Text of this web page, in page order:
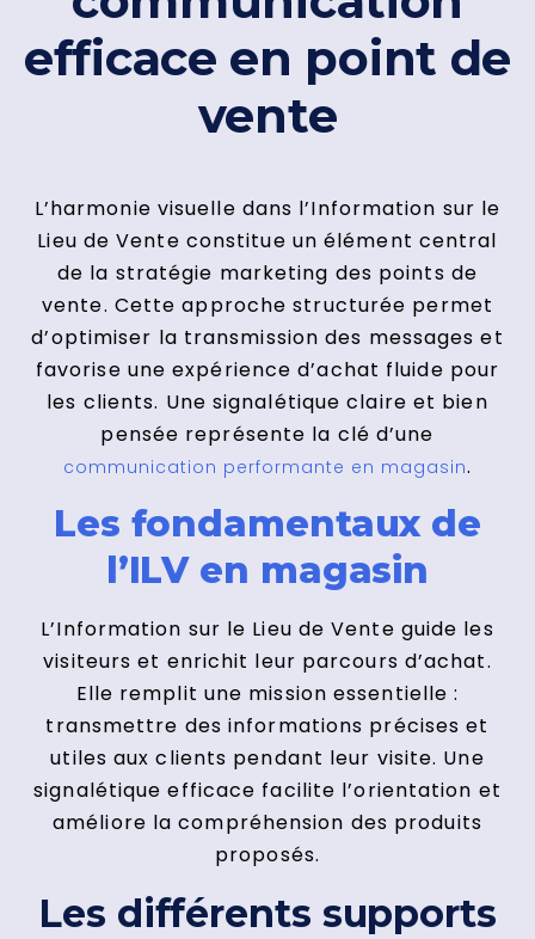
efficace en point de
vente
L’harmonie visuelle dans l’Information sur le
Lieu de Vente constitue un élément central
de la stratégie marketing des points de
vente. Cette approche structurée permet
d’optimiser la transmission des messages et
favorise une expérience d’achat fluide pour
les clients. Une signalétique claire et bien
pensée représente la clé d’une
communication performante en magasin.
Les fondamentaux de
l’ILV en magasin
L’Information sur le Lieu de Vente guide les
visiteurs et enrichit leur parcours d’achat.
Elle remplit une mission essentielle :
transmettre des informations précises et
utiles aux clients pendant leur visite. Une
signalétique efficace facilite l’orientation et
améliore la compréhension des produits
proposés.
Les différents supports